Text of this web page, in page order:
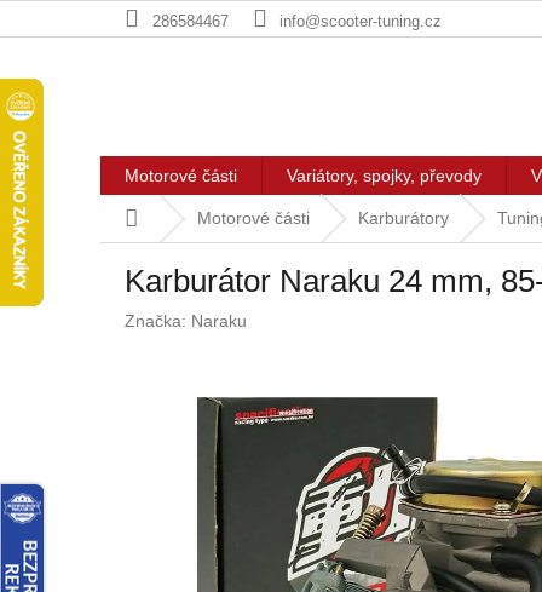
na
286584467 info@scooter-tuning.cz
Motorové části Variátory, spojky, převody
Domů Motorové části Karburátory
Karburátor Naraku 24 mm,
Značka: Naraku